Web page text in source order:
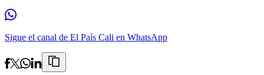
Sigue el canal de El País Cali en WhatsApp